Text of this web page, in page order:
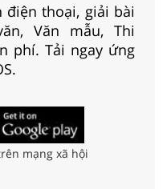
điện thoại, giải bài
Văn mẫu, Thi
phí. Tải ngay ứng
mạng xã hội